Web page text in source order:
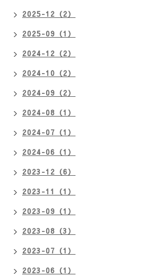
2025-12（2）
2025-09（1）
2024-12（2）
2024-10（2）
2024-09（2）
2024-08（1）
2024-07（1）
2024-06（1）
2023-12（6）
2023-11（1）
2023-09（1）
2023-08（3）
2023-07（1）
2023-06（1）